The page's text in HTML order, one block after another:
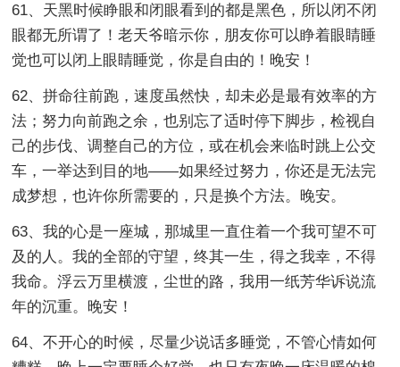
61、天黑时候睁眼和闭眼看到的都是黑色，所以闭不闭
眼都无所谓了！老天爷暗示你，朋友你可以睁着眼睛睡
觉也可以闭上眼睛睡觉，你是自由的！晚安！
62、拼命往前跑，速度虽然快，却未必是最有效率的方
法；努力向前跑之余，也别忘了适时停下脚步，检视自
己的步伐、调整自己的方位，或在机会来临时跳上公交
车，一举达到目的地——如果经过努力，你还是无法完
成梦想，也许你所需要的，只是换个方法。晚安。
63、我的心是一座城，那城里一直住着一个我可望不可
及的人。我的全部的守望，终其一生，得之我幸，不得
我命。浮云万里横渡，尘世的路，我用一纸芳华诉说流
年的沉重。晚安！
64、不开心的时候，尽量少说话多睡觉，不管心情如何